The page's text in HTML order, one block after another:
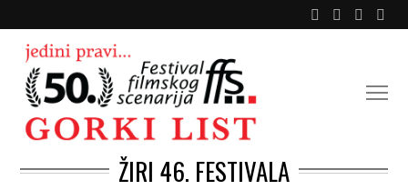
ŽIRI 46. FESTIVALA